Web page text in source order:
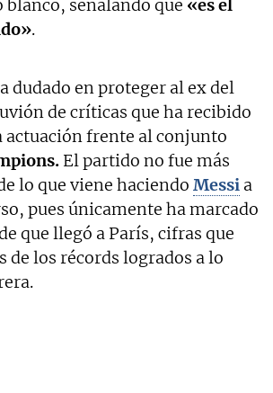
señalando que «es el
.
dudado en proteger al ex del
de críticas que ha recibido
actuación frente al conjunto
El partido no fue más
lo que viene haciendo Messi a
pues únicamente ha marcado
que llegó a París, cifras que
de los récords logrados a lo